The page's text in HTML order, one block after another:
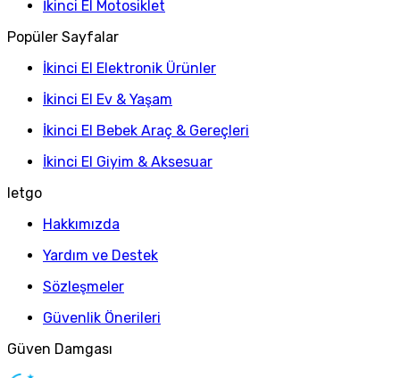
İkinci El Motosiklet
Popüler Sayfalar
İkinci El Elektronik Ürünler
İkinci El Ev & Yaşam
İkinci El Bebek Araç & Gereçleri
İkinci El Giyim & Aksesuar
letgo
Hakkımızda
Yardım ve Destek
Sözleşmeler
Güvenlik Önerileri
Güven Damgası